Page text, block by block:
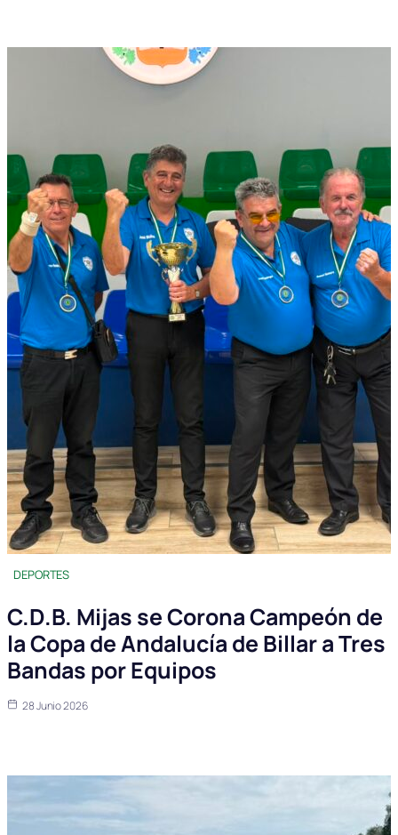
DEPORTES
C.D.B. Mijas se Corona Campeón de
la Copa de Andalucía de Billar a Tres
Bandas por Equipos
28 Junio 2026